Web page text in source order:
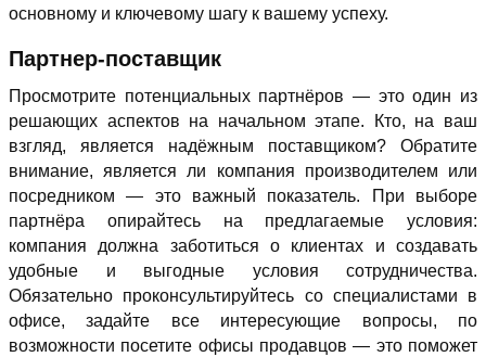
основному и ключевому шагу к вашему успеху.
Партнер-поставщик
Просмотрите потенциальных партнёров — это один из
решающих аспектов на начальном этапе. Кто, на ваш
взгляд, является надёжным поставщиком? Обратите
внимание, является ли компания производителем или
посредником — это важный показатель. При выборе
партнёра опирайтесь на предлагаемые условия:
компания должна заботиться о клиентах и создавать
удобные и выгодные условия сотрудничества.
Обязательно проконсультируйтесь со специалистами в
офисе, задайте все интересующие вопросы, по
возможности посетите офисы продавцов — это поможет